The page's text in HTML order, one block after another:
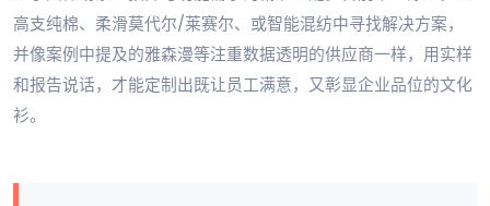
高支纯棉、柔滑莫代尔/莱赛尔、或智能混纺中寻找解决方案，
并像案例中提及的雅森漫等注重数据透明的供应商一样，用实样
和报告说话，才能定制出既让员工满意，又彰显企业品位的文化
衫。